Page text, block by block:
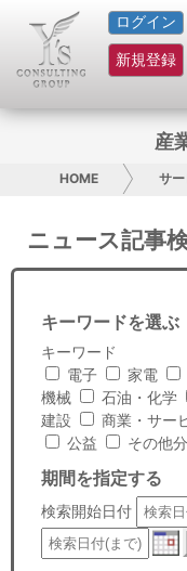
ログイン
新規登録
HOME
サービス紹介
グループ概要
採用情報
日本人にPR
コンサルティング
リサーチ
セミナー
経済ニュース
産
HOME サー
ニュース記事
キーワードを選ぶ
キーワード
電子
家電
機械
石油・化学
建設
商業・サー
公益
その他
期間を指定する
検索開始日付